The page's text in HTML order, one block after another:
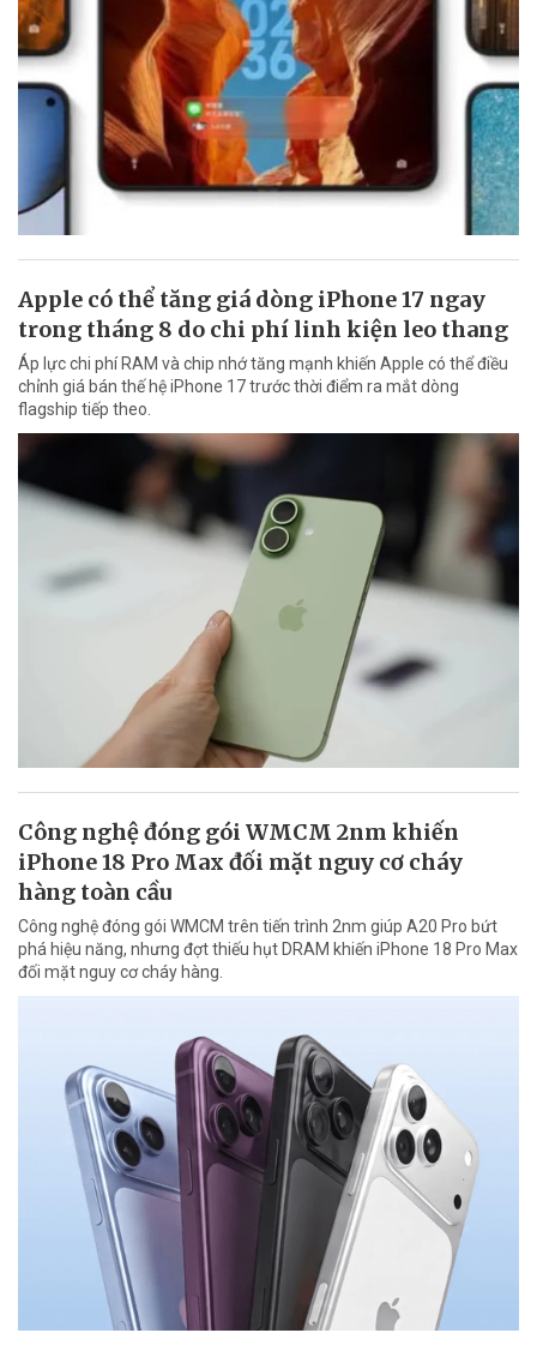
Apple có thể tăng giá dòng iPhone 17 ngay
trong tháng 8 do chi phí linh kiện leo thang
Áp lực chi phí RAM và chip nhớ tăng mạnh khiến Apple có thể điều
chỉnh giá bán thế hệ iPhone 17 trước thời điểm ra mắt dòng
flagship tiếp theo.
Công nghệ đóng gói WMCM 2nm khiến
iPhone 18 Pro Max đối mặt nguy cơ cháy
hàng toàn cầu
Công nghệ đóng gói WMCM trên tiến trình 2nm giúp A20 Pro bứt
phá hiệu năng, nhưng đợt thiếu hụt DRAM khiến iPhone 18 Pro Max
đối mặt nguy cơ cháy hàng.